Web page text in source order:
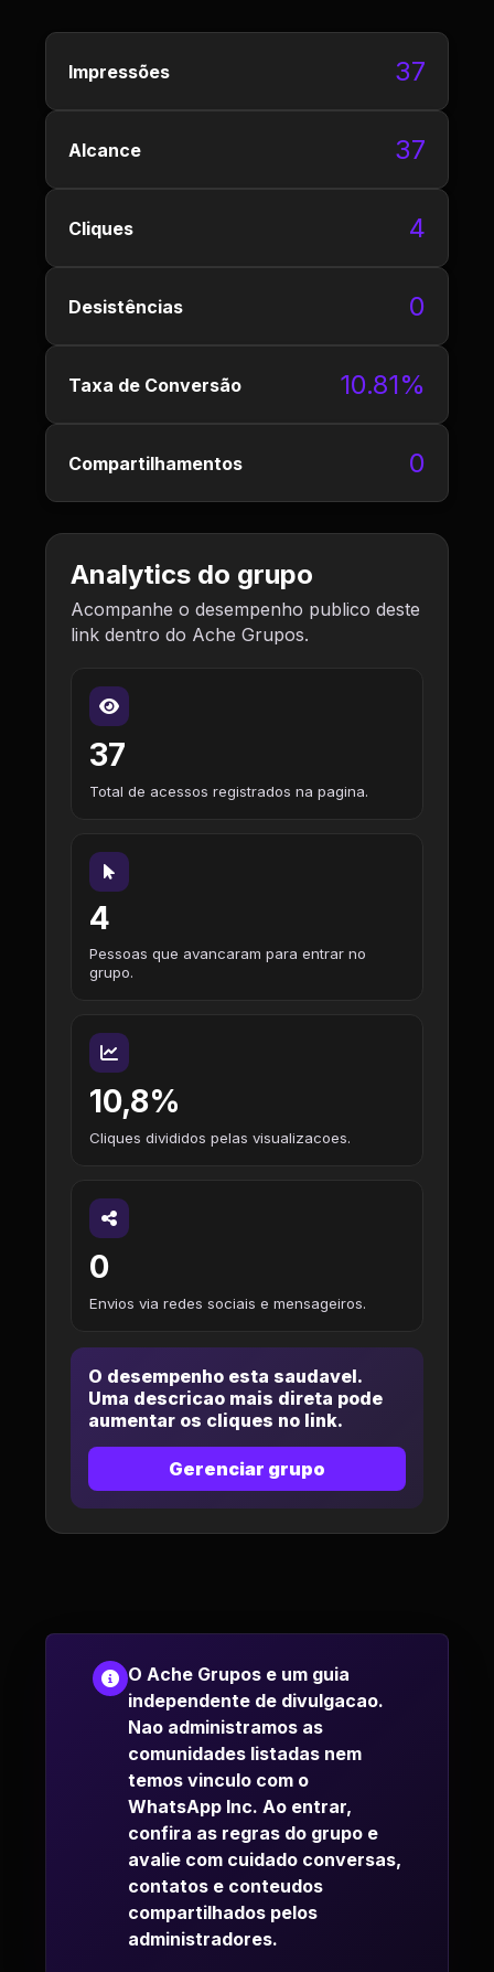
Impressões 37
Alcance 37
Cliques 4
Desistências 0
Taxa de Conversão 10.81%
Compartilhamentos 0
Analytics do grupo
Acompanhe o desempenho publico deste
link dentro do Ache Grupos.
37
Total de acessos registrados na pagina.
4
Pessoas que avancaram para entrar no
grupo.
10,8%
Cliques divididos pelas visualizacoes.
0
Envios via redes sociais e mensageiros.
O desempenho esta saudavel.
Uma descricao mais direta pode
aumentar os cliques no link.
Gerenciar grupo
O Ache Grupos e um guia
independente de divulgacao.
Nao administramos as
comunidades listadas nem
temos vinculo com o
WhatsApp Inc. Ao entrar,
confira as regras do grupo e
avalie com cuidado conversas,
contatos e conteudos
compartilhados pelos
administradores.